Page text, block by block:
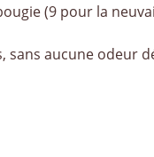
(9 pour la
sans aucune odeur